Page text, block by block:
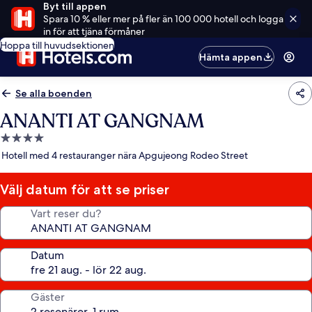
Byt till appen
Spara 10 % eller mer på fler än 100 000 hotell och logga
in för att tjäna förmåner
Hoppa till huvudsektionen
Hämta appen
Se alla boenden
ANANTI AT GANGNAM
4.0-
stjärnigt
Hotell med 4 restauranger nära Apgujeong Rodeo Street
Välj datum för att se priser
Vart reser du?
Datum
Gäster